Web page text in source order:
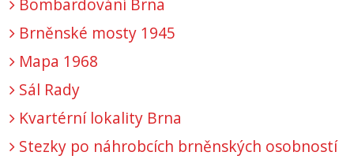
Bombardování Brna
Brněnské mosty 1945
Mapa 1968
Sál Rady
Kvartérní lokality Brna
Stezky po náhrobcích brněnských osobností